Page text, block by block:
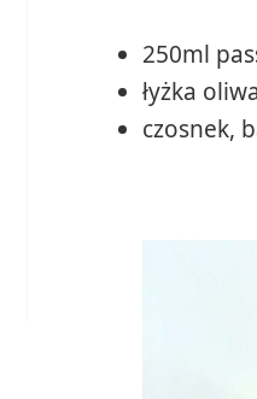
250ml
łyżka
czosnek,